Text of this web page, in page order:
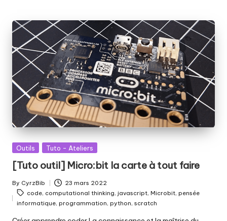
Posted
Outils Tuto - Ateliers
[Tuto outil] Micro:bit la carte à tout faire
Posted
by
By CyrzBib
23 mars 2022
Tags:code, computational thinking,javascript,Microbit,pensée
informatique,programmation,python,scratch